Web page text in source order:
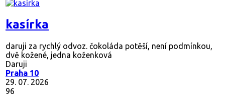
kasírka
daruji za rychlý odvoz. čokoláda potěší, není podmínkou,
dvě kožené, jedna koženková
Daruji
Praha 10
29. 07. 2026
96